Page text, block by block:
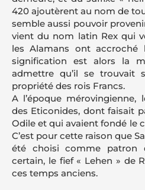
420 ajoutèrent au nom de
semble aussi pouvoir
vient du nom latin Rex qui
les Alamans ont accroché
signification est alors la
admettre qu’il se trouvait
propriété des rois Francs.
A l’époque
des Eticonides, dont faisait
Odile et qui avaient fondé le
C’est pour cette raison que
été choisi comme patron
certain, le fief « Lehen » de
ces temps anciens.